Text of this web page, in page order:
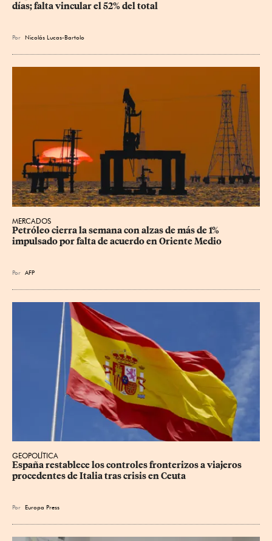
días; falta vincular el 52% del total
Por Nicolás Lucas-Bartolo
MERCADOS
Petróleo cierra la semana con alzas de más de 1%
impulsado por falta de acuerdo en Oriente Medio
Por AFP
GEOPOLÍTICA
España restablece los controles fronterizos a viajeros
procedentes de Italia tras crisis en Ceuta
Por Europa Press